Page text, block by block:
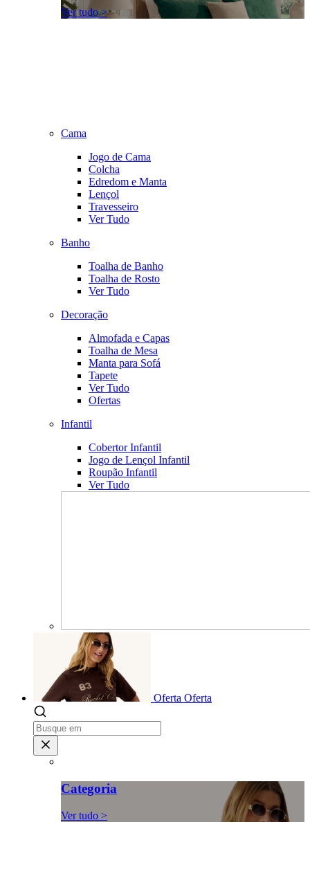
Ver tudo >
Cama
Jogo de Cama
Colcha
Edredom e Manta
Lençol
Travesseiro
Ver Tudo
Banho
Toalha de Banho
Toalha de Rosto
Ver Tudo
Decoração
Almofada e Capas
Toalha de Mesa
Manta para Sofá
Tapete
Ver Tudo
Ofertas
Infantil
Cobertor Infantil
Jogo de Lençol Infantil
Roupão Infantil
Ver Tudo
Oferta Oferta
Categoria
Ver tudo >